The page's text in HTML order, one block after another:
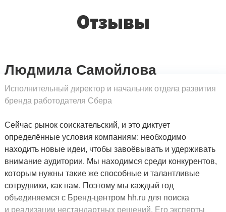
Отзывы
Людмила Самойлова
Исполнительный директор и начальник отдела развития
бренда работодателя Сбера
Сейчас рынок соискательский, и это диктует
определённые условия компаниям: необходимо
находить новые идеи, чтобы завоёвывать и удерживать
внимание аудитории. Мы находимся среди конкурентов,
которым нужны такие же способные и талантливые
сотрудники, как нам. Поэтому мы каждый год
объединяемся с Бренд-центром hh.ru для поиска
и реализации нестандартных решений. Его эксперты